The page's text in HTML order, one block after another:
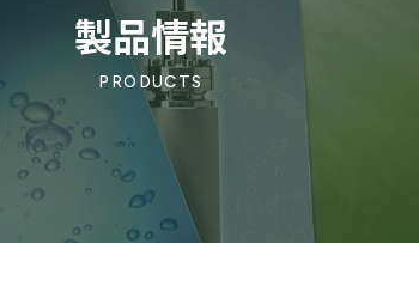
製品情報
PRODUCTS